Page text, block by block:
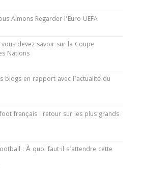
Aimons Regarder l’Euro UEFA
devez savoir sur la Coupe
Nations
blogs en rapport avec l’actualité du
français : retour sur les plus grands
: À quoi faut-il s’attendre cette